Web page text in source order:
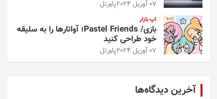
07 آوریل 2024 پاورتل
اپ بازار
بازی/ Pastel Friends؛ آواتارها را به سلیقه
خود طراحی کنید
07 آوریل 2024 پاورتل
آخرین دیدگاه‌ها